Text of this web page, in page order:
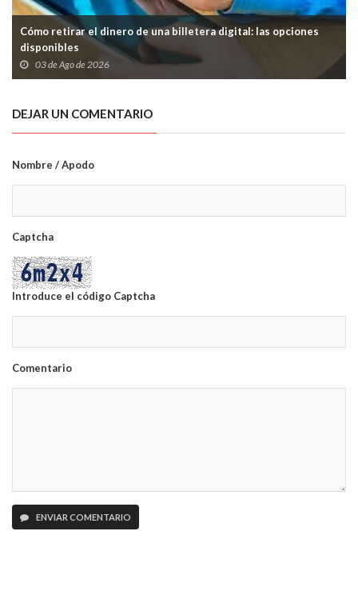
Cómo retirar el dinero de una billetera digital: las opciones
disponibles
03 de Ago de 2026
DEJAR UN COMENTARIO
Nombre / Apodo
Captcha
Introduce el código Captcha
Comentario
ENVIAR COMENTARIO